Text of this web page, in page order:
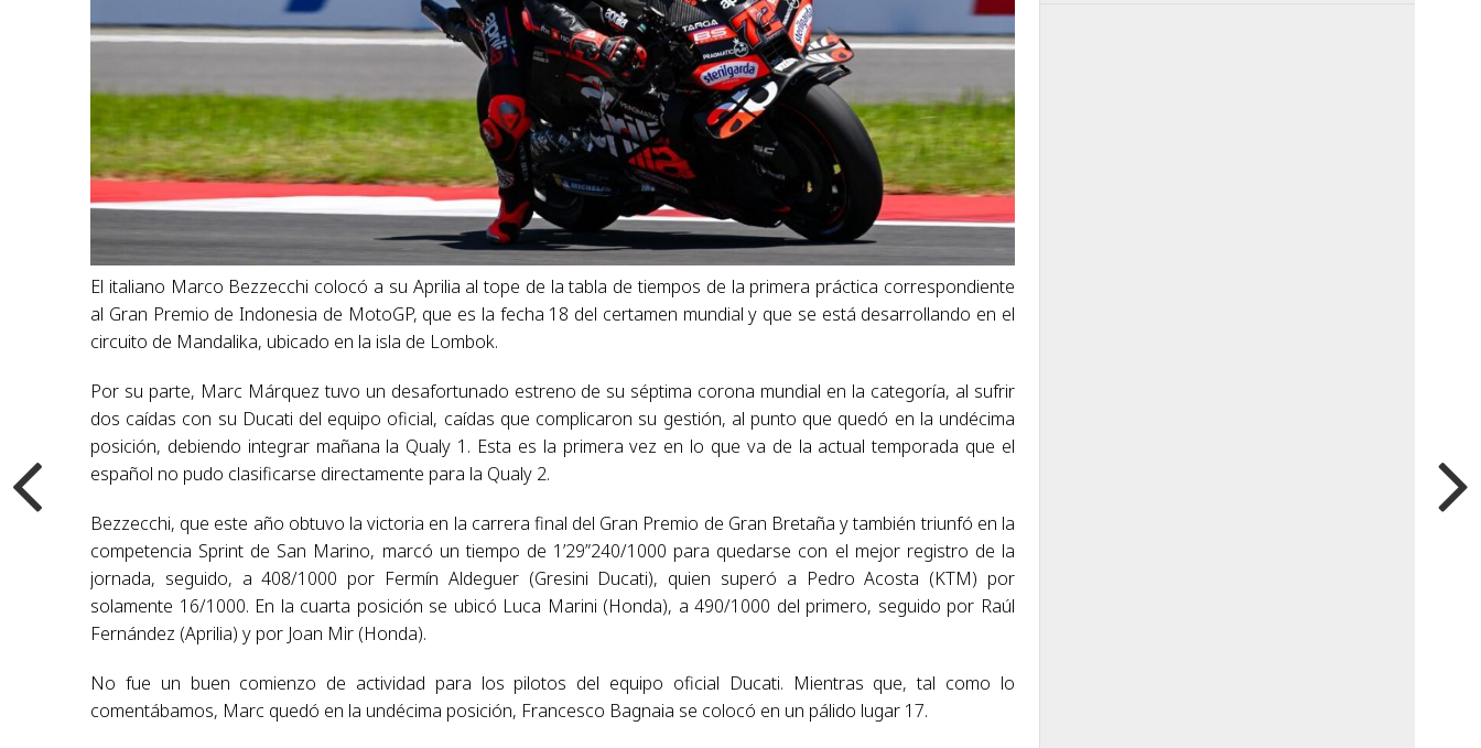
El italiano Marco Bezzecchi colocó a su Aprilia al tope de la tabla de tiempos de la primera práctica correspondiente
al Gran Premio de Indonesia de MotoGP, que es la fecha 18 del certamen mundial y que se está desarrollando en el
circuito de Mandalika, ubicado en la isla de Lombok.
Por su parte, Marc Márquez tuvo un desafortunado estreno de su séptima corona mundial en la categoría, al sufrir
dos caídas con su Ducati del equipo oficial, caídas que complicaron su gestión, al punto que quedó en la undécima
posición, debiendo integrar mañana la Qualy 1. Esta es la primera vez en lo que va de la actual temporada que el
español no pudo clasificarse directamente para la Qualy 2.
Bezzecchi, que este año obtuvo la victoria en la carrera final del Gran Premio de Gran Bretaña y también triunfó en la
competencia Sprint de San Marino, marcó un tiempo de 1’29”240/1000 para quedarse con el mejor registro de la
jornada, seguido, a 408/1000 por Fermín Aldeguer (Gresini Ducati), quien superó a Pedro Acosta (KTM) por
solamente 16/1000. En la cuarta posición se ubicó Luca Marini (Honda), a 490/1000 del primero, seguido por Raúl
Fernández (Aprilia) y por Joan Mir (Honda).
No fue un buen comienzo de actividad para los pilotos del equipo oficial Ducati. Mientras que, tal como lo
comentábamos, Marc quedó en la undécima posición, Francesco Bagnaia se colocó en un pálido lugar 17.